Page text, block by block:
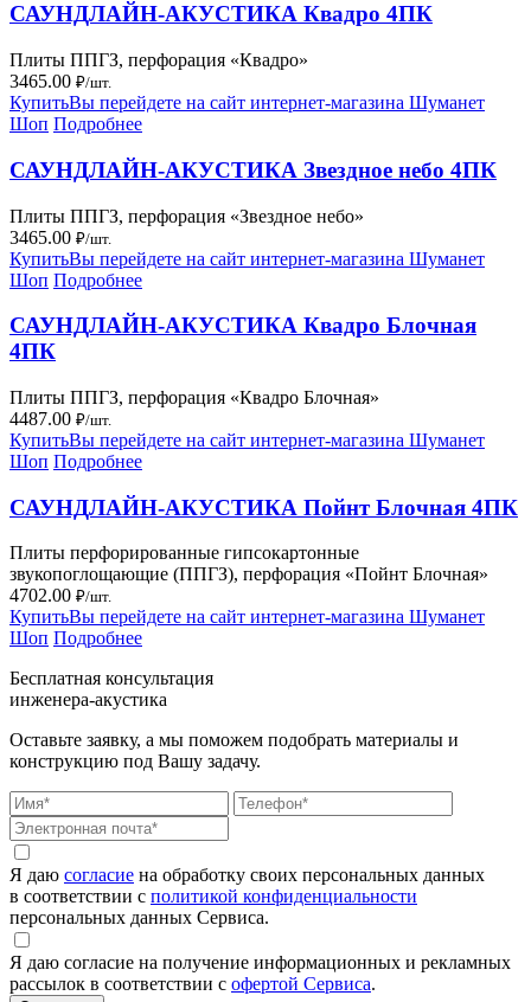
САУНДЛАЙН-АКУСТИКА Квадро 4ПК
Плиты ППГЗ, перфорация «Квадро»
3465.00 ₽/шт.
КупитьВы перейдете на сайт интернет-магазина Шуманет
Шоп Подробнее
САУНДЛАЙН-АКУСТИКА Звездное небо 4ПК
Плиты ППГЗ, перфорация «Звездное небо»
3465.00 ₽/шт.
КупитьВы перейдете на сайт интернет-магазина Шуманет
Шоп Подробнее
САУНДЛАЙН-АКУСТИКА Квадро Блочная
4ПК
Плиты ППГЗ, перфорация «Квадро Блочная»
4487.00 ₽/шт.
КупитьВы перейдете на сайт интернет-магазина Шуманет
Шоп Подробнее
САУНДЛАЙН-АКУСТИКА Пойнт Блочная 4ПК
Плиты перфорированные гипсокартонные
звукопоглощающие (ППГЗ), перфорация «Пойнт Блочная»
4702.00 ₽/шт.
КупитьВы перейдете на сайт интернет-магазина Шуманет
Шоп Подробнее
Бесплатная консультация
инженера-акустика
Оставьте заявку, а мы поможем подобрать материалы и
конструкцию под Вашу задачу.
Я даю согласие на обработку своих персональных данных
в соответствии с политикой конфиденциальности
персональных данных Сервиса.
Я даю согласие на получение информационных и рекламных
рассылок в соответствии с офертой Сервиса.